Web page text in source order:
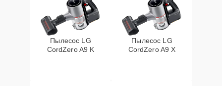
Пылесос LG
CordZero A9 K
Пылесос LG
CordZero A9 X